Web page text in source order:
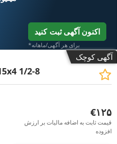
اکنون آگهی ثبت کنید
*برای هر آگهی/ماهانه
آگهی کوچک
1/2-8
‎€۱۲۵
قیمت ثابت به اضافه مالیات بر ارزش
افزوده